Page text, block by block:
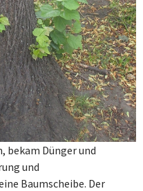
bekam Dünger und
und
Baumscheibe. Der